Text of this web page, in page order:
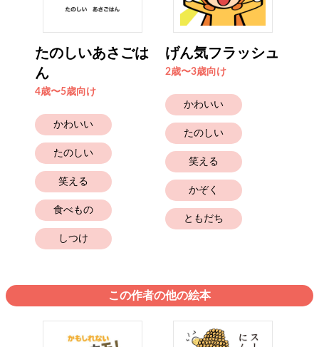
たのしいあさごは
ん
4歳〜5歳向け
かわいい
たのしい
笑える
食べもの
しつけ
げん気フラッシュ
2歳〜3歳向け
かわいい
たのしい
笑える
かぞく
ともだち
この作者の他の絵本